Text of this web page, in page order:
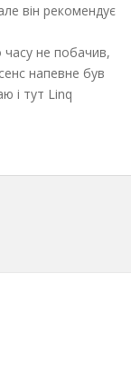
він рекомендує
часу не побачив,
напевне був
і тут Linq